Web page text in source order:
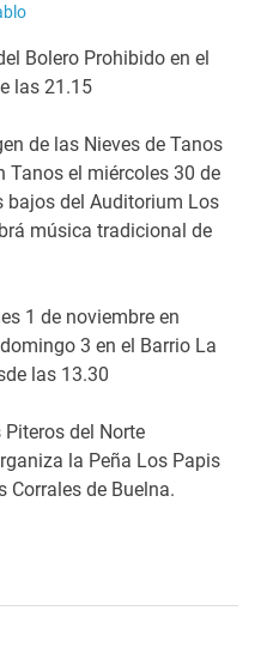
Torriente
Bolero Prohibido en el
las 21.15
de las Nieves de Tanos
Tanos el miércoles 30 de
bajos del Auditorium Los
música tradicional de
1 de noviembre en
3 en el Barrio La
las 13.30
del Norte
la Peña Los Papis
Corrales de Buelna.